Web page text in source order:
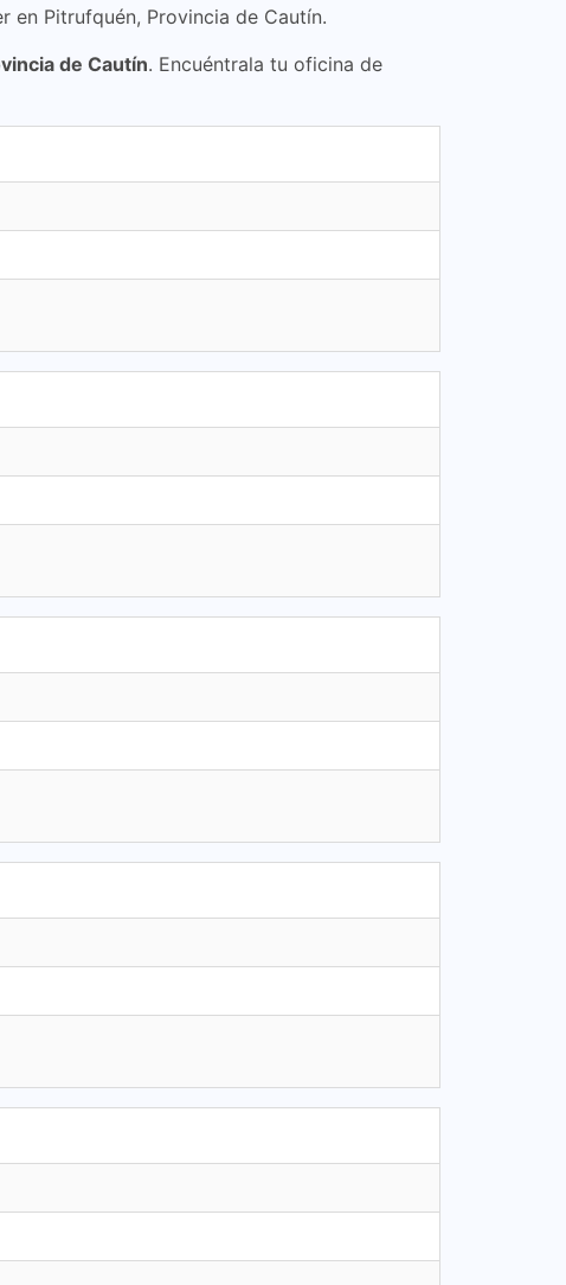
en Pitrufquén, Provincia de Cautín.
de Cautín. Encuéntrala tu oficina de